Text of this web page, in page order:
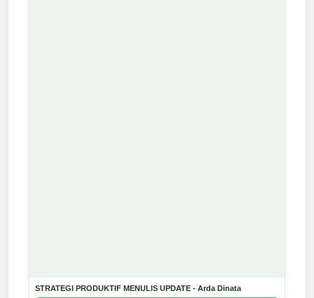
STRATEGI PRODUKTIF MENULIS UPDATE - Arda Dinata